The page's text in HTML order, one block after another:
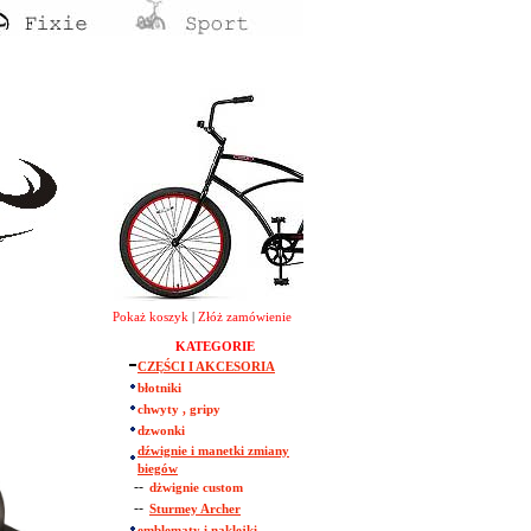
Pokaż koszyk Złóż zamówienie
KATEGORIE
CZĘŚCI I AKCESORIA
błotniki
chwyty , gripy
dzwonki
dźwignie i manetki zmiany
biegów
-- dżwignie custom
-- Sturmey Archer